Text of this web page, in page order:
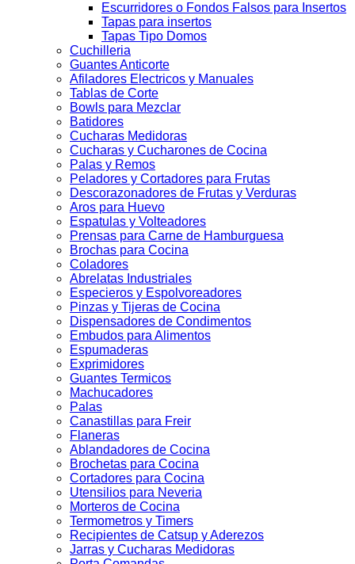
Escurridores o Fondos Falsos para Insertos
Tapas para insertos
Tapas Tipo Domos
Cuchilleria
Guantes Anticorte
Afiladores Electricos y Manuales
Tablas de Corte
Bowls para Mezclar
Batidores
Cucharas Medidoras
Cucharas y Cucharones de Cocina
Palas y Remos
Peladores y Cortadores para Frutas
Descorazonadores de Frutas y Verduras
Aros para Huevo
Espatulas y Volteadores
Prensas para Carne de Hamburguesa
Brochas para Cocina
Coladores
Abrelatas Industriales
Especieros y Espolvoreadores
Pinzas y Tijeras de Cocina
Dispensadores de Condimentos
Embudos para Alimentos
Espumaderas
Exprimidores
Guantes Termicos
Machucadores
Palas
Canastillas para Freir
Flaneras
Ablandadores de Cocina
Brochetas para Cocina
Cortadores para Cocina
Utensilios para Neveria
Morteros de Cocina
Termometros y Timers
Recipientes de Catsup y Aderezos
Jarras y Cucharas Medidoras